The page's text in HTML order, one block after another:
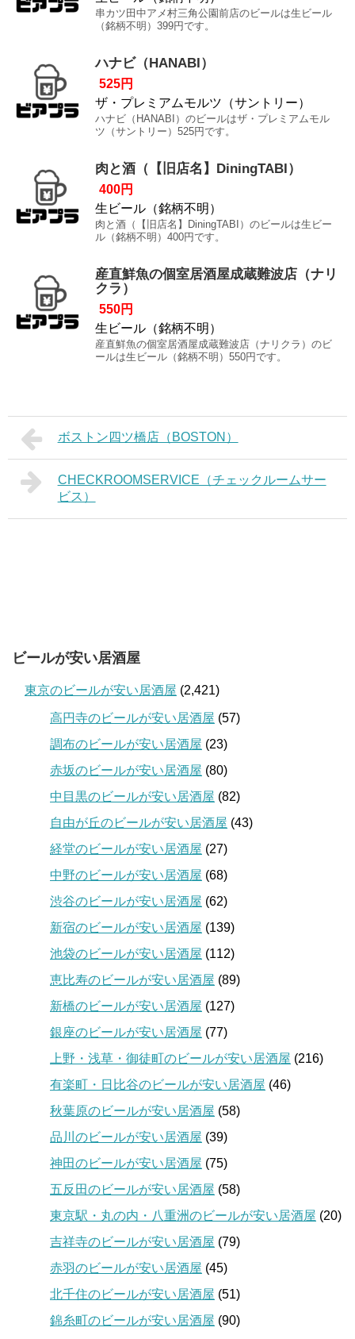
串カツ田中アメ村三角公園前店のビールは生ビール
（銘柄不明）399円です。
ハナビ（HANABI）
525円
ザ・プレミアムモルツ（サントリー）
ハナビ（HANABI）のビールはザ・プレミアムモル
ツ（サントリー）525円です。
肉と酒（【旧店名】DiningTABI）
400円
生ビール（銘柄不明）
肉と酒（【旧店名】DiningTABI）のビールは生ビー
ル（銘柄不明）400円です。
産直鮮魚の個室居酒屋成蔵難波店（ナリ
クラ）
550円
生ビール（銘柄不明）
産直鮮魚の個室居酒屋成蔵難波店（ナリクラ）のビ
ールは生ビール（銘柄不明）550円です。
ボストン四ツ橋店（BOSTON）
CHECKROOMSERVICE（チェックルームサー
ビス）
ビールが安い居酒屋
東京のビールが安い居酒屋 (2,421)
高円寺のビールが安い居酒屋 (57)
調布のビールが安い居酒屋 (23)
赤坂のビールが安い居酒屋 (80)
中目黒のビールが安い居酒屋 (82)
自由が丘のビールが安い居酒屋 (43)
経堂のビールが安い居酒屋 (27)
中野のビールが安い居酒屋 (68)
渋谷のビールが安い居酒屋 (62)
新宿のビールが安い居酒屋 (139)
池袋のビールが安い居酒屋 (112)
恵比寿のビールが安い居酒屋 (89)
新橋のビールが安い居酒屋 (127)
銀座のビールが安い居酒屋 (77)
上野・浅草・御徒町のビールが安い居酒屋 (216)
有楽町・日比谷のビールが安い居酒屋 (46)
秋葉原のビールが安い居酒屋 (58)
品川のビールが安い居酒屋 (39)
神田のビールが安い居酒屋 (75)
五反田のビールが安い居酒屋 (58)
東京駅・丸の内・八重洲のビールが安い居酒屋 (20)
吉祥寺のビールが安い居酒屋 (79)
赤羽のビールが安い居酒屋 (45)
北千住のビールが安い居酒屋 (51)
錦糸町のビールが安い居酒屋 (90)